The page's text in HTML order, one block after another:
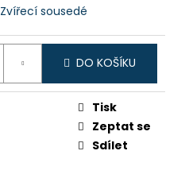
Zvířecí sousedé
DO KOŠÍKU
Tisk
Zeptat se
Sdílet